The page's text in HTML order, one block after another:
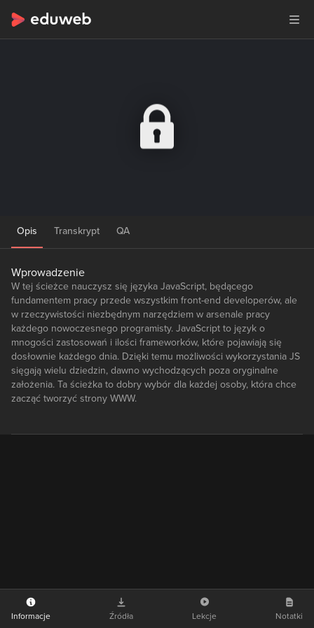
Opis Transkrypt QA
Wprowadzenie
W tej ścieżce nauczysz się języka JavaScript, będącego
fundamentem pracy przede wszystkim front-end developerów, ale
w rzeczywistości niezbędnym narzędziem w arsenale pracy
każdego nowoczesnego programisty. JavaScript to język o
mnogości zastosowań i ilości frameworków, które pojawiają się
dosłownie każdego dnia. Dzięki temu możliwości wykorzystania JS
sięgają wielu dziedzin, dawno wychodzących poza oryginalne
założenia. Ta ścieżka to dobry wybór dla każdej osoby, która chce
zacząć tworzyć strony WWW.
Informacje Źródła Lekcje Notatki